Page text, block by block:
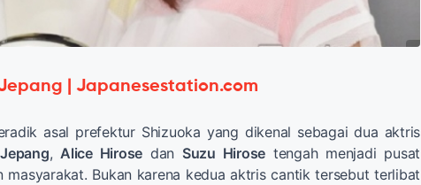
| Japanesestation.com
asal prefektur Shizuoka yang dikenal sebagai dua aktris
Jepang, Alice Hirose dan Suzu Hirose tengah menjadi pusat
masyarakat. Bukan karena kedua aktris cantik tersebut terlibat